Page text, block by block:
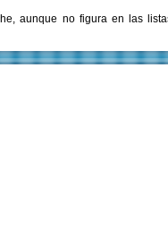
aunque no figura en las